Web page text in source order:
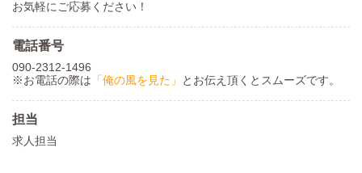
お気軽にご応募ください！
電話番号
090-2312-1496
※お電話の際は 「俺の風を見た」 とお伝え頂くとスムーズです。
担当
求人担当